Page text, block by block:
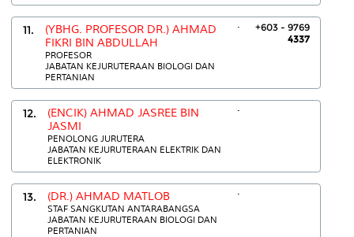
11.
(YBHG. PROFESOR DR.) AHMAD
FIKRI BIN ABDULLAH
PROFESOR
JABATAN KEJURUTERAAN BIOLOGI DAN
PERTANIAN
.
+603 - 9769
4337
12.
(ENCIK) AHMAD JASREE BIN
JASMI
PENOLONG JURUTERA
JABATAN KEJURUTERAAN ELEKTRIK DAN
ELEKTRONIK
.
13. (DR.) AHMAD MATLOB
STAF SANGKUTAN ANTARABANGSA
JABATAN KEJURUTERAAN BIOLOGI DAN
PERTANIAN
.